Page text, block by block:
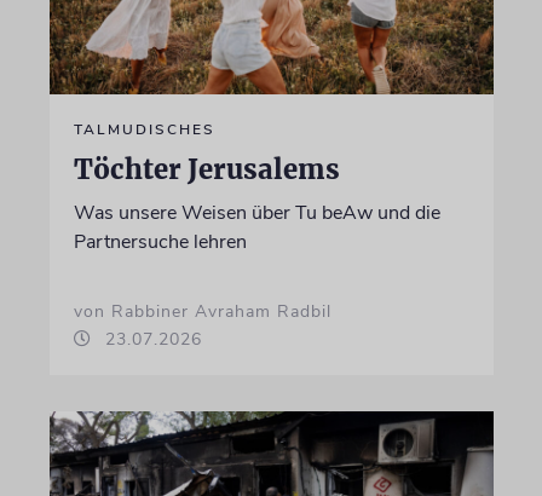
TALMUDISCHES
Töchter Jerusalems
Was unsere Weisen über Tu beAw und die
Partnersuche lehren
von Rabbiner Avraham Radbil
23.07.2026